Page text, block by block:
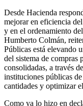
Desde Hacienda
mejorar en eficiencia
y en el ordenamiento
Humberto Colmán,
Públicas está elevando
del sistema de compras
consolidadas, a través
instituciones públicas
cantidades y optimizar
Como ya lo hizo en